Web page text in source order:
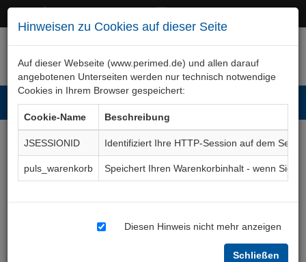
Hinweisen zu Cookies auf dieser Seite
Auf dieser Webseite (www.perimed.de) und allen darauf
angebotenen Unterseiten werden nur technisch notwendige
Cookies in Ihrem Browser gespeichert:
Cookie-Name
Beschreibung
JSESSIONID
Identifiziert Ihre HTTP-Session auf dem Server
puls_warenkorb
Speichert Ihren Warenkorbinhalt - wenn Sie
Diesen Hinweis nicht mehr anzeigen
Schließen
Narkose und/oder
Regionalanästhesie bei
Erwachsenen und
Jugendlichen
Aufklärungsbogen